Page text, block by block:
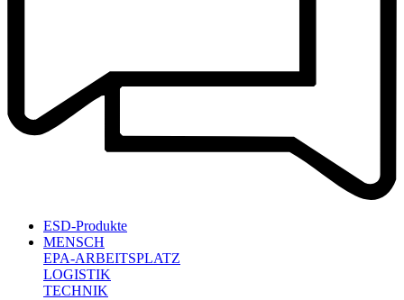
ESD-Produkte
MENSCH
EPA-ARBEITSPLATZ
LOGISTIK
TECHNIK